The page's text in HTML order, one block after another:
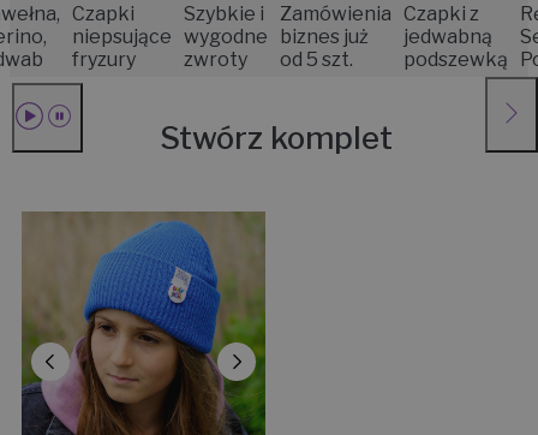
Czapki
niepsujące
fryzury
Szybkie i
wygodne
zwroty
Zamówienia
biznes już
od 5 szt.
Czapki z
jedwabną
podszewką
Stwórz komplet